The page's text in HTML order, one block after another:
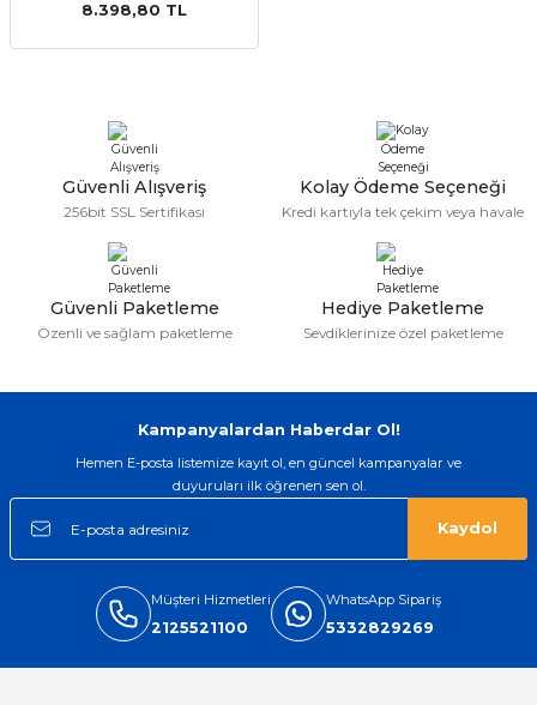
8.398,80 TL
Güvenli Alışveriş
256bit SSL Sertifikası
Kolay Ödeme Seçeneği
Kredi kartıyla tek çekim veya havale
Güvenli Paketleme
Özenli ve sağlam paketleme
Hediye Paketleme
Sevdiklerinize özel paketleme
Kampanyalardan Haberdar Ol!
Hemen E-posta listemize kayıt ol, en güncel kampanyalar ve
duyuruları ilk öğrenen sen ol.
Kaydol
Müşteri Hizmetleri
2125521100
WhatsApp Sipariş
5332829269